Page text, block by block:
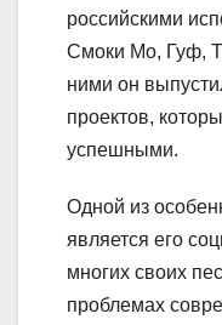
российскими
Смоки Мо, Гуф,
ними он
проектов,
успешными.
Одной из
является его
многих своих
проблемах